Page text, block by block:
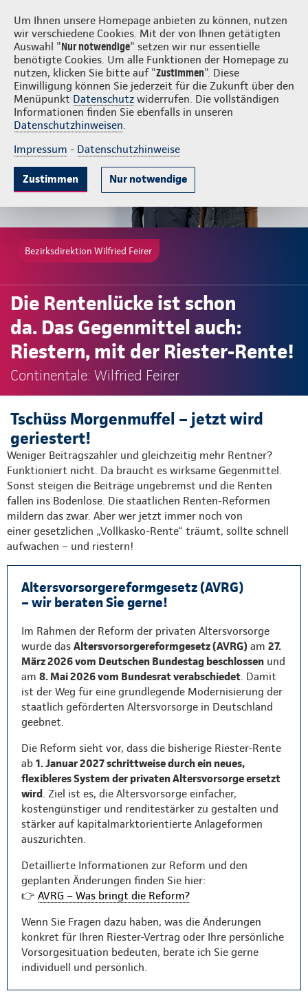
Um Ihnen unsere Homepage anbieten zu können, nutzen
wir verschiedene Cookies. Mit der von Ihnen getätigten
Auswahl "Nur notwendige" setzen wir nur essentielle
benötigte Cookies. Um alle Funktionen der Homepage zu
nutzen, klicken Sie bitte auf "Zustimmen". Diese
Einwilligung können Sie jederzeit für die Zukunft über den
Menüpunkt Datenschutz widerrufen. Die vollständigen
Informationen finden Sie ebenfalls in unseren
Datenschutzhinweisen.
Impressum - Datenschutzhinweise
Zustimmen Nur notwendige
Wilfried Feirer Login
Gute Gründe Tarif & Leistungen Wissenswertes Beratung &
Bezirksdirektion Wilfried Feirer
Die Rentenlücke ist schon
da. Das Gegenmittel auch:
Riestern, mit der Riester-Rente!
Continentale: Wilfried Feirer
Tschüss Morgenmuffel – jetzt wird
geriestert!
Weniger Beitragszahler und gleichzeitig mehr Rentner?
Funktioniert nicht. Da braucht es wirksame Gegenmittel.
Sonst steigen die Beiträge ungebremst und die Renten
fallen ins Bodenlose. Die staatlichen Renten-Reformen
mildern das zwar. Aber wer jetzt immer noch von
einer gesetzlichen „Vollkasko-Rente“ träumt, sollte schnell
aufwachen – und riestern!
Altersvorsorgereformgesetz (AVRG)
– wir beraten Sie gerne!
Im Rahmen der Reform der privaten Altersvorsorge
wurde das Altersvorsorgereformgesetz (AVRG) am 27.
März 2026 vom Deutschen Bundestag beschlossen und
am 8. Mai 2026 vom Bundesrat verabschiedet. Damit
ist der Weg für eine grundlegende Modernisierung der
staatlich geförderten Altersvorsorge in Deutschland
geebnet.
Die Reform sieht vor, dass die bisherige Riester-Rente
ab 1. Januar 2027 schrittweise durch ein neues,
flexibleres System der privaten Altersvorsorge ersetzt
wird . Ziel ist es, die Altersvorsorge einfacher,
kostengünstiger und renditestärker zu gestalten und
stärker auf kapitalmarktorientierte Anlageformen
auszurichten.
Detaillierte Informationen zur Reform und den
geplanten Änderungen finden Sie hier:
👉 AVRG – Was bringt die Reform?
Wenn Sie Fragen dazu haben, was die Änderungen
konkret für Ihren Riester-Vertrag oder Ihre persönliche
Vorsorgesituation bedeuten, berate ich Sie gerne
individuell und persönlich.